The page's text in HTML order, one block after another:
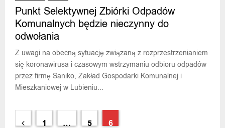
Punkt Selektywnej Zbiórki Odpadów
Komunalnych będzie nieczynny do
odwołania
Z uwagi na obecną sytuację związaną z rozprzestrzenianiem
się koronawirusa i czasowym wstrzymaniu odbioru odpadów
przez firmę Saniko, Zakład Gospodarki Komunalnej i
Mieszkaniowej w Lubieniu...
Stronicowanie
1 … 5 6